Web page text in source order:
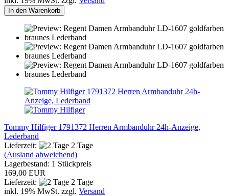
In den Warenkorb
Tommy Hilfiger 1791372 Herren Armbanduhr 24h-Anzeige,
Lederband
Lieferzeit:
2 Tage
(Ausland abweichend)
Lagerbestand: 1 Stückpreis
169,00 EUR
Lieferzeit:
2 Tage
inkl. 19% MwSt. zzgl. Versand